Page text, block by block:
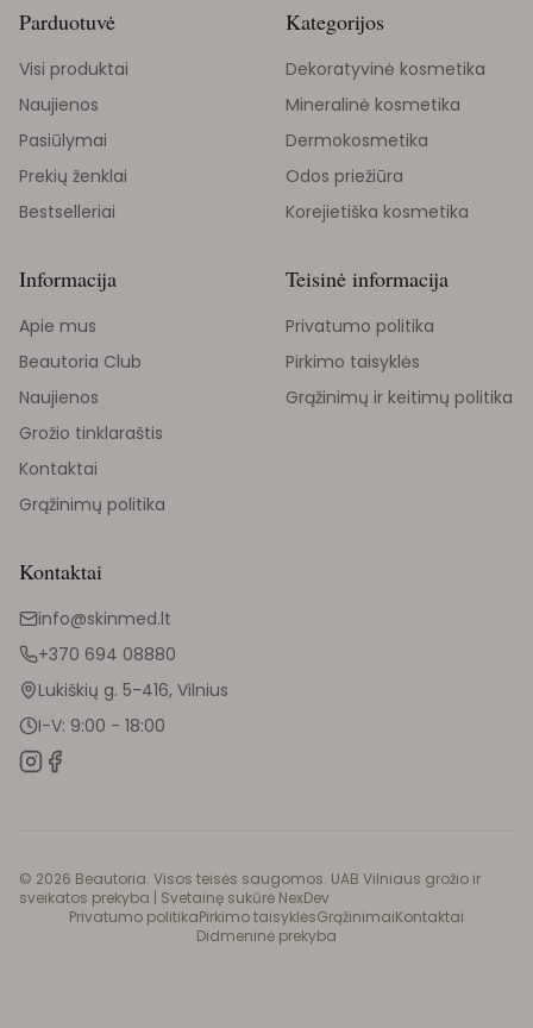
Parduotuvė
Visi produktai
Naujienos
Pasiūlymai
Prekių ženklai
Bestselleriai
Kategorijos
Dekoratyvinė kosmetika
Mineralinė kosmetika
Dermokosmetika
Odos priežiūra
Korejietiška kosmetika
Informacija
Apie mus
Beautoria Club
Naujienos
Grožio tinklaraštis
Kontaktai
Grąžinimų politika
Teisinė informacija
Privatumo politika
Pirkimo taisyklės
Grąžinimų ir keitimų politika
Kontaktai
info@skinmed.lt
+370 694 08880
Lukiškių g. 5-416, Vilnius
I-V: 9:00 - 18:00
© 2026 Beautoria. Visos teisės saugomos. UAB Vilniaus grožio ir
sveikatos prekyba | Svetainę sukūrė NexDev
Privatumo politikaPirkimo taisyklėsGrąžinimaiKontaktai
Didmeninė prekyba